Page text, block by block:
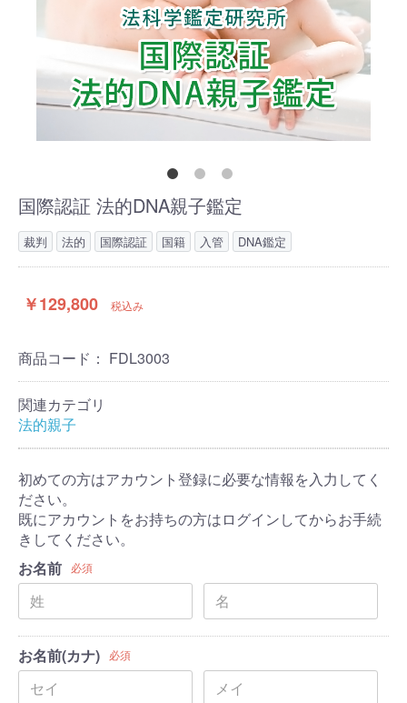
国際認証 法的DNA親子鑑定
裁判 法的 国際認証 国籍 入管 DNA鑑定
￥129,800 税込み
商品コード： FDL3003
関連カテゴリ
法的親子
初めての方はアカウント登録に必要な情報を入力してく
ださい。
既にアカウントをお持ちの方はログインしてからお手続
きしてください。
お名前
必須
お名前(カナ) 必須